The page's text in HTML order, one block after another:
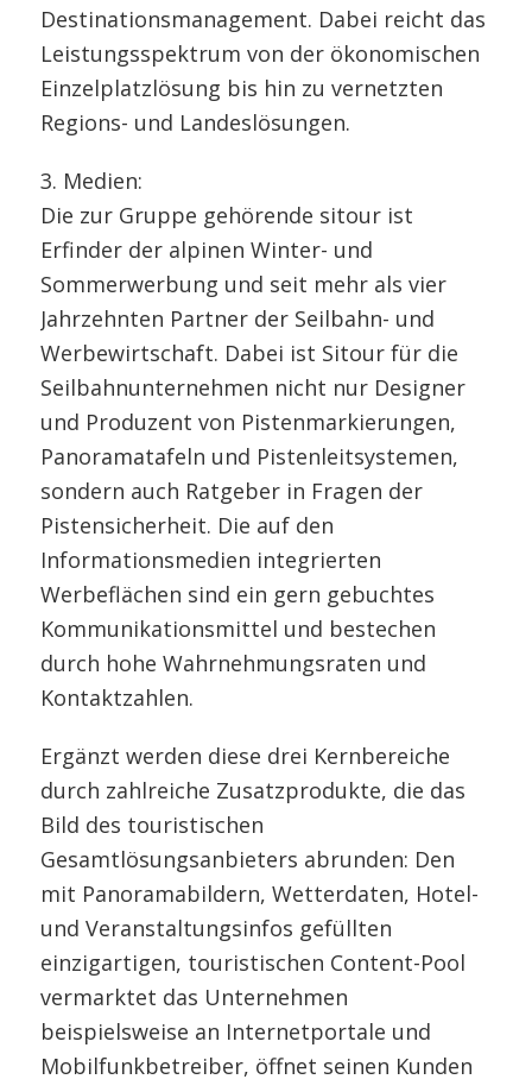
Destinationsmanagement. Dabei reicht das
Leistungsspektrum von der ökonomischen
Einzelplatzlösung bis hin zu vernetzten
Regions- und Landeslösungen.
3. Medien:
Die zur Gruppe gehörende sitour ist
Erfinder der alpinen Winter- und
Sommerwerbung und seit mehr als vier
Jahrzehnten Partner der Seilbahn- und
Werbewirtschaft. Dabei ist Sitour für die
Seilbahnunternehmen nicht nur Designer
und Produzent von Pistenmarkierungen,
Panoramatafeln und Pistenleitsystemen,
sondern auch Ratgeber in Fragen der
Pistensicherheit. Die auf den
Informationsmedien integrierten
Werbeflächen sind ein gern gebuchtes
Kommunikationsmittel und bestechen
durch hohe Wahrnehmungsraten und
Kontaktzahlen.
Ergänzt werden diese drei Kernbereiche
durch zahlreiche Zusatzprodukte, die das
Bild des touristischen
Gesamtlösungsanbieters abrunden: Den
mit Panoramabildern, Wetterdaten, Hotel-
und Veranstaltungsinfos gefüllten
einzigartigen, touristischen Content-Pool
vermarktet das Unternehmen
beispielsweise an Internetportale und
Mobilfunkbetreiber, öffnet seinen Kunden